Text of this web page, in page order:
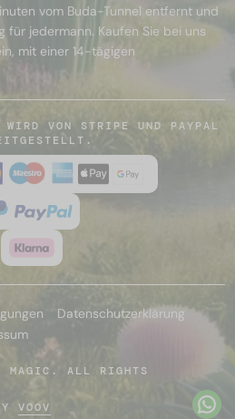
vom Buda-Tunnel entfernt und
für jedermann. Kaufen Sie bei uns
mit einer 14-tägigen
WIRD VON STRIPE UND PAYPAL
Datenschutzerklärung
MAGIC. ALL RIGHTS
VOOV